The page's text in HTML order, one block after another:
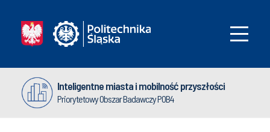
Inteligentne miasta i mobilność przyszłości
Priorytetowy Obszar Badawczy POB4